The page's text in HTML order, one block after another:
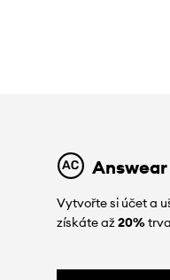
Vytvořte si účet a
získáte až20%